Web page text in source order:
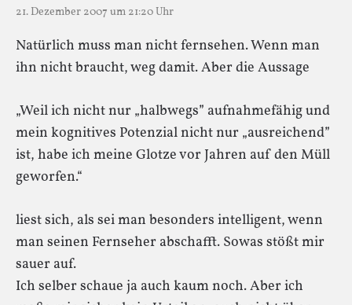
21. Dezember 2007 um 21:20 Uhr
Natürlich muss man nicht fernsehen. Wenn man
ihn nicht braucht, weg damit. Aber die Aussage
„Weil ich nicht nur „halbwegs” aufnahmefähig und
mein kognitives Potenzial nicht nur „ausreichend”
ist, habe ich meine Glotze vor Jahren auf den Müll
geworfen.“
liest sich, als sei man besonders intelligent, wenn
man seinen Fernseher abschafft. Sowas stößt mir
sauer auf.
Ich selber schaue ja auch kaum noch. Aber ich